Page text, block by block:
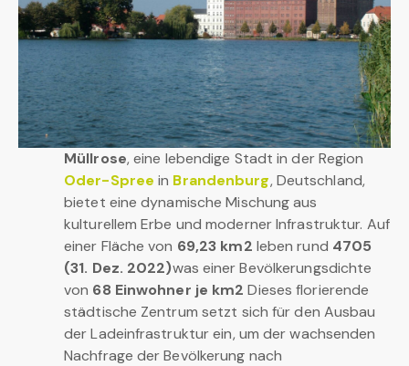
Müllrose, eine lebendige Stadt in der Region
Oder-Spree in Brandenburg, Deutschland,
bietet eine dynamische Mischung aus
kulturellem Erbe und moderner Infrastruktur. Auf
einer Fläche von 69,23 km2 leben rund 4705
(31. Dez. 2022)was einer Bevölkerungsdichte
von 68 Einwohner je km2 Dieses florierende
städtische Zentrum setzt sich für den Ausbau
der Ladeinfrastruktur ein, um der wachsenden
Nachfrage der Bevölkerung nach